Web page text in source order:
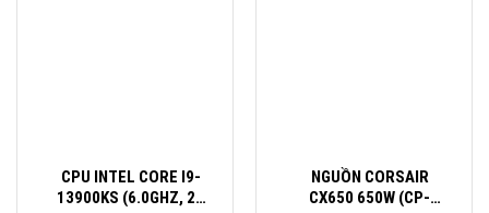
CPU INTEL CORE I9-
13900KS (6.0GHZ, 24
NGUỒN CORSAIR
CX650 650W (CP-